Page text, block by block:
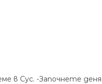
в Сус. -Започнете